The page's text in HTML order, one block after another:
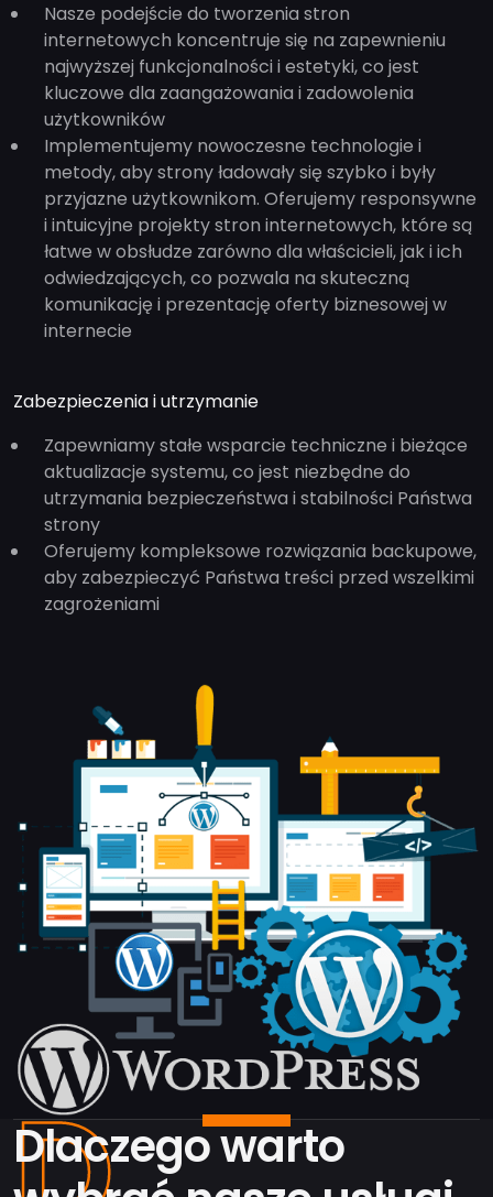
Nasze podejście do tworzenia stron
internetowych koncentruje się na zapewnieniu
najwyższej funkcjonalności i estetyki, co jest
kluczowe dla zaangażowania i zadowolenia
użytkowników
Implementujemy nowoczesne technologie i
metody, aby strony ładowały się szybko i były
przyjazne użytkownikom. Oferujemy responsywne
i intuicyjne projekty stron internetowych, które są
łatwe w obsłudze zarówno dla właścicieli, jak i ich
odwiedzających, co pozwala na skuteczną
komunikację i prezentację oferty biznesowej w
internecie
Zabezpieczenia i utrzymanie
Zapewniamy stałe wsparcie techniczne i bieżące
aktualizacje systemu, co jest niezbędne do
utrzymania bezpieczeństwa i stabilności Państwa
strony
Oferujemy kompleksowe rozwiązania backupowe,
aby zabezpieczyć Państwa treści przed wszelkimi
zagrożeniami
Dlaczego warto